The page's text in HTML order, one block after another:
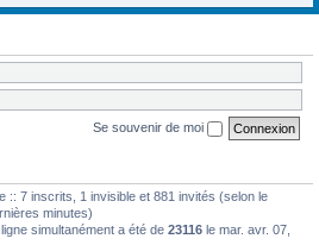
Se souvenir de moi
:: 7 inscrits, 1 invisible et 881 invités (selon le
minutes)
simultanément a été de 23116 le mar. avr. 07,